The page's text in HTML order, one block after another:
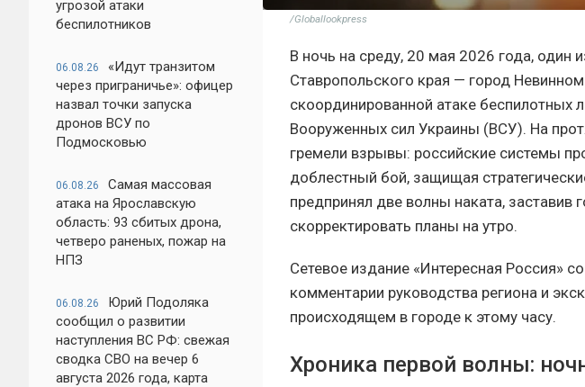
угрозой атаки
беспилотников
06.08.26
«Идут транзитом
через приграничье»: офицер
назвал точки запуска
дронов ВСУ по
Подмосковью
06.08.26
Самая массовая
атака на Ярославскую
область: 93 сбитых дрона,
четверо раненых, пожар на
НПЗ
06.08.26
Юрий Подоляка
сообщил о развитии
наступления ВС РФ: свежая
сводка СВО на вечер 6
августа 2026 года, карта
/Globallookpress
В ночь на среду, 20 мая 2026 года, один
Ставропольского края — город
скоординированной атаке беспилотных
Вооруженных сил Украины (ВСУ). На
гремели взрывы: российские системы
доблестный бой, защищая
предпринял две волны наката, заставив
скорректировать планы на утро.
Сетевое издание «Интересная Россия»
комментарии руководства региона и
происходящем в городе к этому часу.
Хроника первой волны: